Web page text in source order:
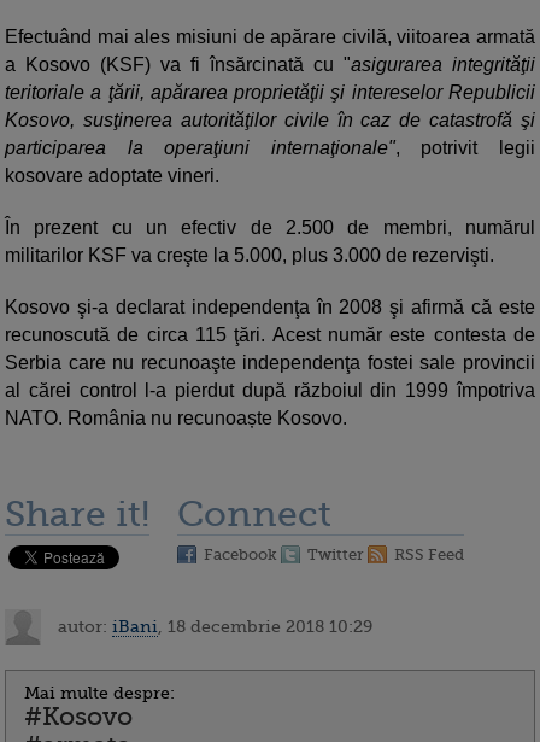
Efectuând mai ales misiuni de apărare civilă, viitoarea armată
a Kosovo (KSF) va fi însărcinată cu "asigurarea integrităţii
teritoriale a ţării, apărarea proprietăţii şi intereselor Republicii
Kosovo, susţinerea autorităţilor civile în caz de catastrofă şi
participarea la operaţiuni internaţionale", potrivit legii
kosovare adoptate vineri.
În prezent cu un efectiv de 2.500 de membri, numărul
militarilor KSF va creşte la 5.000, plus 3.000 de rezervişti.
Kosovo şi-a declarat independenţa în 2008 şi afirmă că este
recunoscută de circa 115 ţări. Acest număr este contesta de
Serbia care nu recunoaşte independenţa fostei sale provincii
al cărei control l-a pierdut după războiul din 1999 împotriva
NATO. România nu recunoaște Kosovo.
Share it! Connect
Facebook Twitter RSS Feed
autor: iBani , 18 decembrie 2018 10:29
Mai multe despre:
#Kosovo